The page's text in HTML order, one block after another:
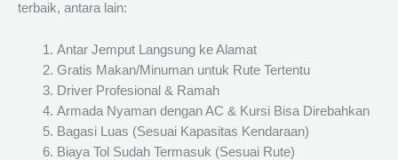
terbaik, antara lain:
Antar Jemput Langsung ke Alamat
Gratis Makan/Minuman untuk Rute Tertentu
Driver Profesional & Ramah
Armada Nyaman dengan AC & Kursi Bisa Direbahkan
Bagasi Luas (Sesuai Kapasitas Kendaraan)
Biaya Tol Sudah Termasuk (Sesuai Rute)